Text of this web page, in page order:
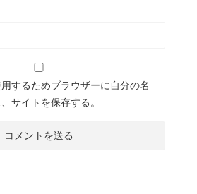
するためブラウザーに自分の名
サイトを保存する。